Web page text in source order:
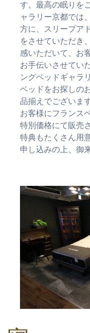
す。最高の眠りを
ャラリー京都では
方に、スリープア
をさせていただき
感いただいて、お
お手伝いさせてい
ングベッドギャラ
ベッドをお探しの
品揃えでございま
お客様にフランス
特別価格にて販売
特典もたくさん用
申し込みの上、御